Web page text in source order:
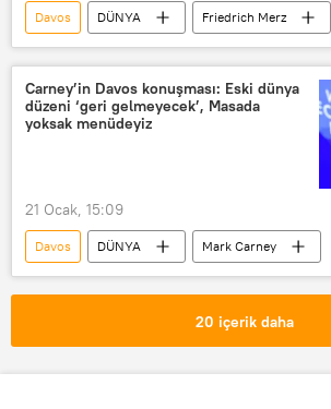
Davos DÜNYA
Friedrich Merz
Donald Trump
İsviçre
ABD
Dünya Ekonomik Forumu (World Economic Forum)
NATO
Haberler CNN
Carney’in Davos konuşması: Eski dünya
düzeni ‘geri gelmeyecek’, Masada
yoksak menüdeyiz
21 Ocak, 15:09
Davos DÜNYA
Mark Carney
Dünya Ekonomik Forumu (World Economic Forum)
Donald Trump
ABD
Haberler
20 içerik daha